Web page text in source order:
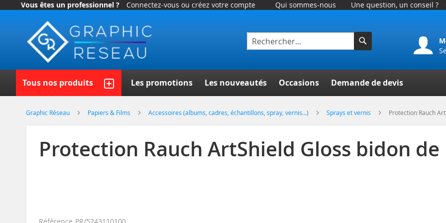
Vous êtes un professionnel ? Connectez-vous ou créez votre compte Qui sommes-nous Une question, un conseil ?
Allez
contenu
Tous nos produits Les promotions Les nouveautés Occasions Demande de devis
Graphic Réseau Papiers & Films Accessoires (albums, cadres, échantillons, spray, vernis...) Sprays et vernis Protection Rauch
Protection Rauch ArtShield Gloss bidon